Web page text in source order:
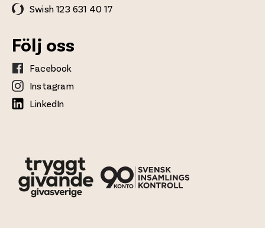
Swish 123 631 40 17
Följ oss
Facebook
Instagram
LinkedIn